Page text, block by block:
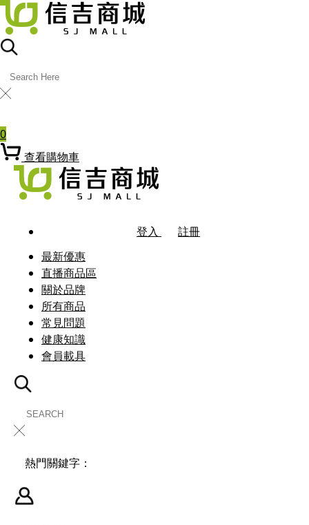
╳
0
查看購物車
登入
註冊
最新優惠
直播商品區
關於品牌
所有商品
常見問題
健康知識
會員載具
╳
熱門關鍵字：